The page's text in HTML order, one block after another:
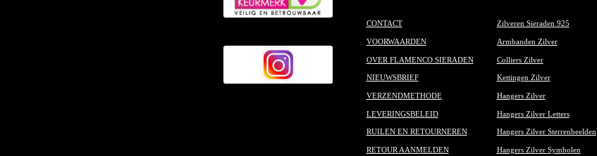
CONTACT
VOORWAARDEN
OVER FLAMENCO SIERADEN
NIEUWSBRIEF
VERZENDMETHODE
LEVERINGSBELEID
RUILEN EN RETOURNEREN
RETOUR AANMELDEN
Zilveren Sieraden 925
Armbanden Zilver
Colliers Zilver
Kettingen Zilver
Hangers Zilver
Hangers Zilver Letters
Hangers Zilver Sterrenbeelden
Hangers Zilver Symbolen